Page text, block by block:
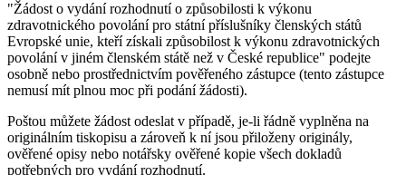
"Žádost o vydání rozhodnutí o způsobilosti k výkonu
zdravotnického povolání pro státní příslušníky členských států
Evropské unie, kteří získali způsobilost k výkonu zdravotnických
povolání v jiném členském státě než v České republice" podejte
osobně nebo prostřednictvím pověřeného zástupce (tento zástupce
nemusí mít plnou moc při podání žádosti).
Poštou můžete žádost odeslat v případě, je-li řádně vyplněna na
originálním tiskopisu a zároveň k ní jsou přiloženy originály,
ověřené opisy nebo notářsky ověřené kopie všech dokladů
potřebných pro vydání rozhodnutí.